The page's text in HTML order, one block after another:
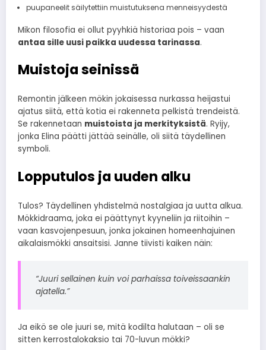
puupaneelit säilytettiin muistutuksena menneisyydestä
Mikon filosofia ei ollut pyyhkiä historiaa pois – vaan
antaa sille uusi paikka uudessa tarinassa.
Muistoja seinissä
Remontin jälkeen mökin jokaisessa nurkassa heijastui
ajatus siitä, että kotia ei rakenneta pelkistä trendeistä.
Se rakennetaan muistoista ja merkityksistä. Ryijy,
jonka Elina päätti jättää seinälle, oli siitä täydellinen
symboli.
Lopputulos ja uuden alku
Tulos? Täydellinen yhdistelmä nostalgiaa ja uutta alkua.
Mökkidraama, joka ei päättynyt kyyneliin ja riitoihin –
vaan kasvojenpesuun, jonka jokainen homeenhajuinen
aikalaismökki ansaitsisi. Janne tiivisti kaiken näin:
“Juuri sellainen kuin voi parhaissa toiveissaankin
ajatella.”
Ja eikö se ole juuri se, mitä kodilta halutaan – oli se
sitten kerrostalokaksio tai 70-luvun mökki?